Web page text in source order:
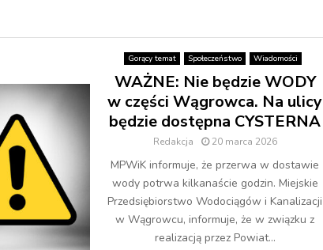
Gorący temat Społeczeństwo Wiadomości
WAŻNE: Nie będzie WODY
w części Wągrowca. Na ulicy
będzie dostępna CYSTERNA
Redakcja 20 marca 2026
MPWiK informuje, że przerwa w dostawie
wody potrwa kilkanaście godzin. Miejskie
Przedsiębiorstwo Wodociągów i Kanalizacji
w Wągrowcu, informuje, że w związku z
realizacją przez Powiat...